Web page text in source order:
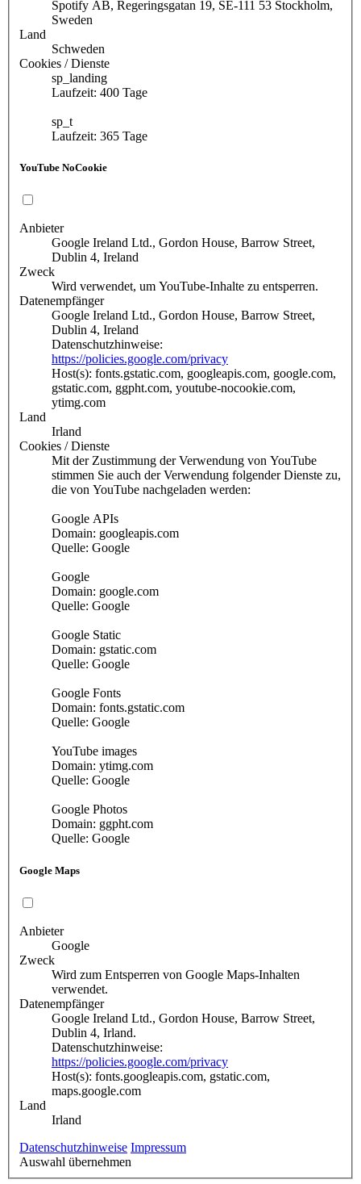
Spotify AB, Regeringsgatan 19, SE-111 53 Stockholm,
Sweden
Land
Schweden
Cookies / Dienste
sp_landing
Laufzeit: 400 Tage
sp_t
Laufzeit: 365 Tage
YouTube NoCookie
Anbieter
Google Ireland Ltd., Gordon House, Barrow Street,
Dublin 4, Ireland
Zweck
Wird verwendet, um YouTube-Inhalte zu entsperren.
Datenempfänger
Google Ireland Ltd., Gordon House, Barrow Street,
Dublin 4, Ireland
Datenschutzhinweise:
https://policies.google.com/privacy
Host(s): fonts.gstatic.com, googleapis.com, google.com,
gstatic.com, ggpht.com, youtube-nocookie.com,
ytimg.com
Land
Irland
Cookies / Dienste
Mit der Zustimmung der Verwendung von YouTube
stimmen Sie auch der Verwendung folgender Dienste zu,
die von YouTube nachgeladen werden:
Google APIs
Domain: googleapis.com
Quelle: Google
Google
Domain: google.com
Quelle: Google
Google Static
Domain: gstatic.com
Quelle: Google
Google Fonts
Domain: fonts.gstatic.com
Quelle: Google
YouTube images
Domain: ytimg.com
Quelle: Google
Google Photos
Domain: ggpht.com
Quelle: Google
Google Maps
Anbieter
Google
Zweck
Wird zum Entsperren von Google Maps-Inhalten
verwendet.
Datenempfänger
Google Ireland Ltd., Gordon House, Barrow Street,
Dublin 4, Irland.
Datenschutzhinweise:
https://policies.google.com/privacy
Host(s): fonts.googleapis.com, gstatic.com,
maps.google.com
Land
Irland
Datenschutzhinweise Impressum
Auswahl übernehmen